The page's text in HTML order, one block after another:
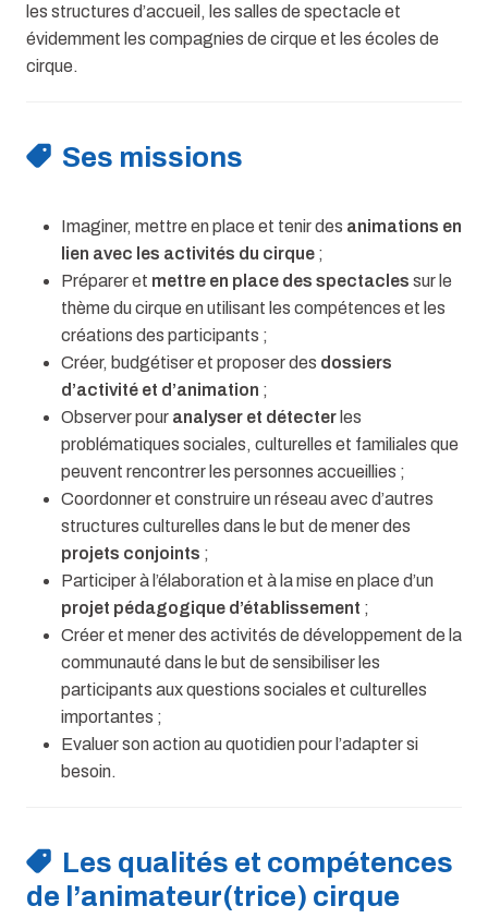
les structures d’accueil, les salles de spectacle et
évidemment les compagnies de cirque et les écoles de
cirque.
Ses missions
Imaginer, mettre en place et tenir des animations en
lien avec les activités du cirque ;
Préparer et mettre en place des spectacles sur le
thème du cirque en utilisant les compétences et les
créations des participants ;
Créer, budgétiser et proposer des dossiers
d’activité et d’animation ;
Observer pour analyser et détecter les
problématiques sociales, culturelles et familiales que
peuvent rencontrer les personnes accueillies ;
Coordonner et construire un réseau avec d’autres
structures culturelles dans le but de mener des
projets conjoints ;
Participer à l’élaboration et à la mise en place d’un
projet pédagogique d’établissement ;
Créer et mener des activités de développement de la
communauté dans le but de sensibiliser les
participants aux questions sociales et culturelles
importantes ;
Evaluer son action au quotidien pour l’adapter si
besoin.
Les qualités et compétences
de l’animateur(trice) cirque